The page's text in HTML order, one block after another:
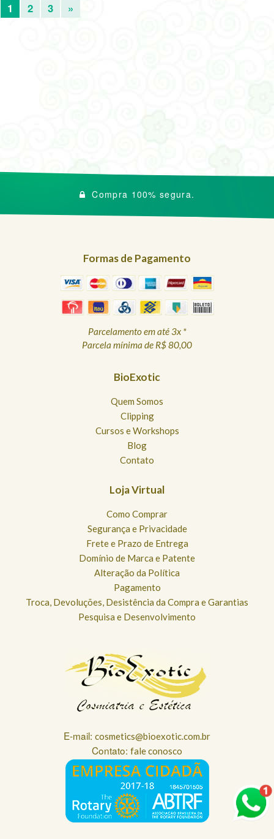
1 2 3 »
Compra 100% segura.
Formas de Pagamento
Parcelamento em até 3x *
Parcela mínima de R$ 80,00
BioExotic
Quem Somos
Clipping
Cursos e Workshops
Blog
Contato
Loja Virtual
Como Comprar
Segurança e Privacidade
Frete e Prazo de Entrega
Domínio de Marca e Patente
Alteração da Política
Pagamento
Troca, Devoluções, Desistência da Compra e Garantias
Pesquisa e Desenvolvimento
E-mail: cosmetics@bioexotic.com.br
Contato: fale conosco